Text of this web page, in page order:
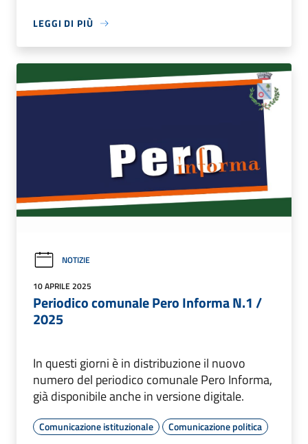
LEGGI DI PIÙ
NOTIZIE
10 APRILE 2025
Periodico comunale Pero Informa N.1 /
2025
In questi giorni è in distribuzione il nuovo
numero del periodico comunale Pero Informa,
già disponibile anche in versione digitale.
Comunicazione istituzionale Comunicazione politica